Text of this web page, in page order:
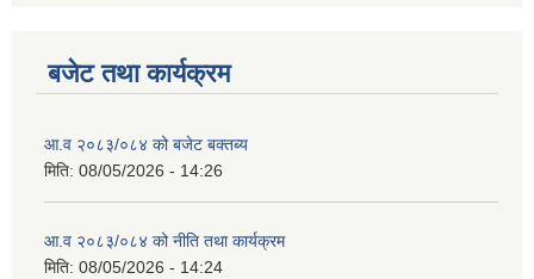
बजेट तथा कार्यक्रम
आ.व २०८३/०८४ को बजेट बक्तब्य
मिति: 08/05/2026 - 14:26
आ.व २०८३/०८४ को नीति तथा कार्यक्रम
मिति: 08/05/2026 - 14:24